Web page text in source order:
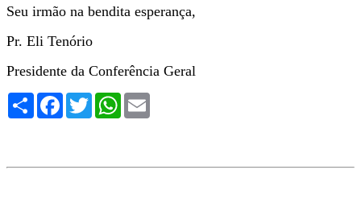
Seu irmão na bendita esperança,
Pr. Eli Tenório
Presidente da Conferência Geral
Compartilhe
Facebook
TwitterWhatsApp